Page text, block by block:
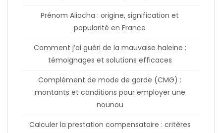
Prénom Aliocha : origine, signification et
popularité en France
Comment j’ai guéri de la mauvaise haleine :
témoignages et solutions efficaces
Complément de mode de garde (CMG) :
montants et conditions pour employer une
nounou
Calculer la prestation compensatoire : critères